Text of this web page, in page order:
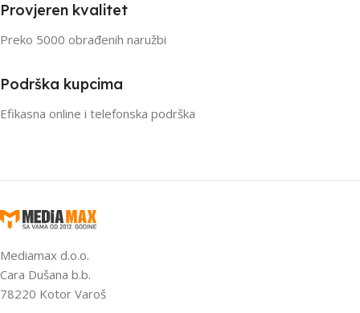
Provjeren kvalitet
Preko 5000 obrađenih naružbi
Podrška kupcima
Efikasna online i telefonska podrška
Mediamax d.o.o.
Cara Dušana b.b.
78220 Kotor Varoš